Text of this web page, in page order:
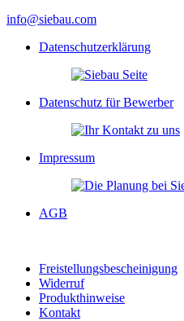
info@siebau.com
Datenschutzerklärung
Datenschutz für Bewerber
Impressum
AGB
Freistellungsbescheinigung
Widerruf
Produkthinweise
Kontakt